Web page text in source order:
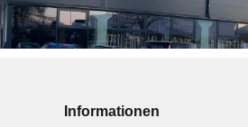
Informationen